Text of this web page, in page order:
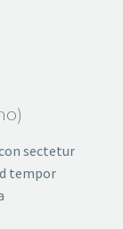
sectetur
tempor